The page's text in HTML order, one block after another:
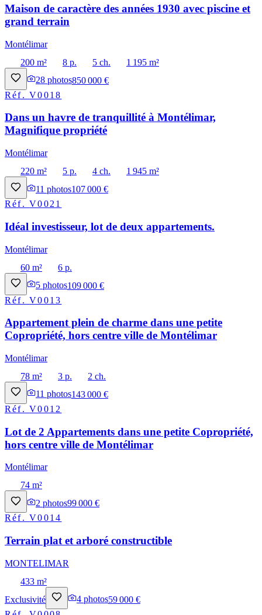
Maison de caractère des années 1930 avec piscine et
grand terrain
Montélimar
200 m²
8 p. 5 ch.
1 195 m²
28 photos850 000 €
Réf.V0018
Dans un havre de tranquillité à Montélimar,
Magnifique propriété
Montélimar
220 m²
5 p. 4 ch.
1 945 m²
11 photos107 000 €
Réf.V0021
Idéal investisseur, lot de deux appartements.
Montélimar
60 m²
6 p.
5 photos109 000 €
Réf.V0013
Appartement plein de charme dans une petite
Copropriété, hors centre ville de Montélimar
Montélimar
78 m²
3 p.
2 ch.
11 photos143 000 €
Réf.V0012
Lot de 2 Appartements dans une petite Copropriété,
hors centre ville de Montélimar
Montélimar
74 m²
2 photos99 000 €
Réf.V0014
Terrain plat et arboré constructible
MONTELIMAR
433 m²
Exclusivité
4 photos59 000 €